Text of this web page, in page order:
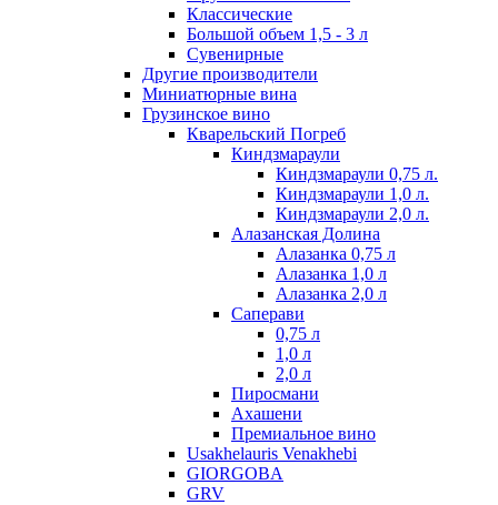
Классические
Большой объем 1,5 - 3 л
Сувенирные
Другие производители
Миниатюрные вина
Грузинское вино
Кварельский Погреб
Киндзмараули
Киндзмараули 0,75 л.
Киндзмараули 1,0 л.
Киндзмараули 2,0 л.
Алазанская Долина
Алазанка 0,75 л
Алазанка 1,0 л
Алазанка 2,0 л
Саперави
0,75 л
1,0 л
2,0 л
Пиросмани
Ахашени
Премиальное вино
Usakhelauris Venakhebi
GIORGOBA
GRV